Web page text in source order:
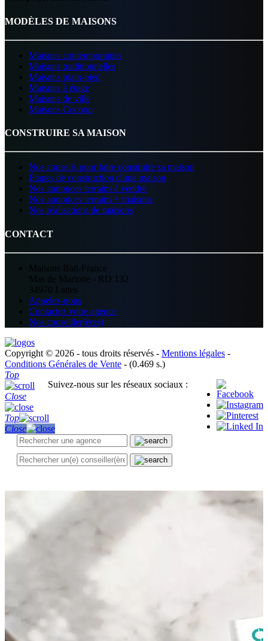
MODÈLES DE MAISONS
Maisons contemporaines
Maisons traditionnelles
Maisons plain-pied
Maisons à étage
Maisons de ville
Maisons Cocoon
CONSTRUIRE SA MAISON
Nos conseils pour faire construire sa maison
Étapes de construction d'une maison
Nos annonces terrains à vendre
Nos annonces terrains + maisons
Nos réalisations de maisons
CONTACT
Maisons Bati-France
Mas de Mariotte - RD 132
34970 Lattes
Appelez-nous
Contactez votre agence
Nos conseiller(ères)
Copyright © 2026 - tous droits réservés - Mentions légales -
Conditions Générales de Vente - (0.469 s.)
Suivez-nous sur les réseaux sociaux :
Top
Close
Top
Close